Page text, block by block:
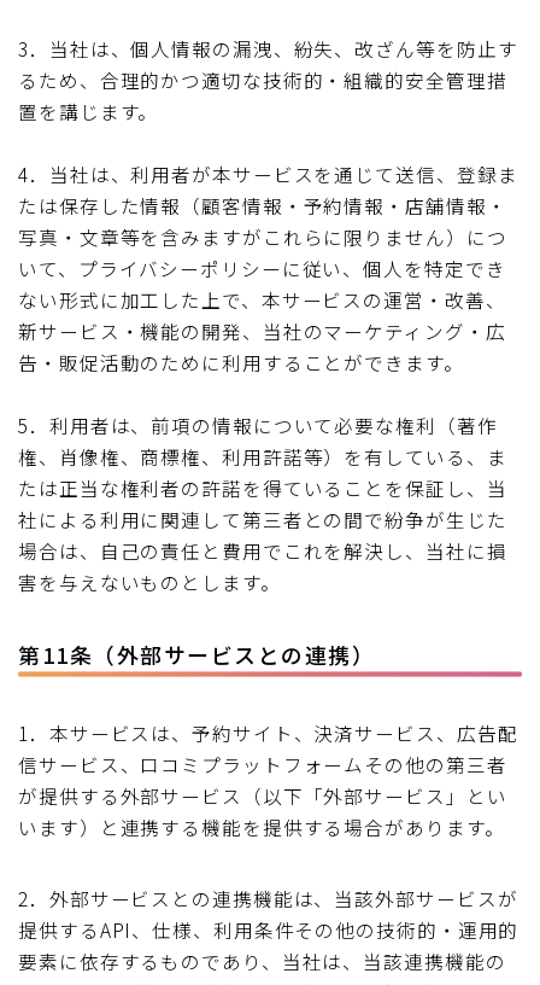
3．当社は、個人情報の漏洩、紛失、改ざん等を防止す
るため、合理的かつ適切な技術的・組織的安全管理措
置を講じます。
4．当社は、利用者が本サービスを通じて送信、登録ま
たは保存した情報（顧客情報・予約情報・店舗情報・
写真・文章等を含みますがこれらに限りません）につ
いて、プライバシーポリシーに従い、個人を特定でき
ない形式に加工した上で、本サービスの運営・改善、
新サービス・機能の開発、当社のマーケティング・広
告・販促活動のために利用することができます。
5．利用者は、前項の情報について必要な権利（著作
権、肖像権、商標権、利用許諾等）を有している、ま
たは正当な権利者の許諾を得ていることを保証し、当
社による利用に関連して第三者との間で紛争が生じた
場合は、自己の責任と費用でこれを解決し、当社に損
害を与えないものとします。
第11条（外部サービスとの連携）
1．本サービスは、予約サイト、決済サービス、広告配
信サービス、口コミプラットフォームその他の第三者
が提供する外部サービス（以下「外部サービス」とい
います）と連携する機能を提供する場合があります。
2．外部サービスとの連携機能は、当該外部サービスが
提供するAPI、仕様、利用条件その他の技術的・運用的
要素に依存するものであり、当社は、当該連携機能の